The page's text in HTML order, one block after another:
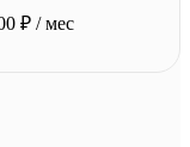
₽ / мес